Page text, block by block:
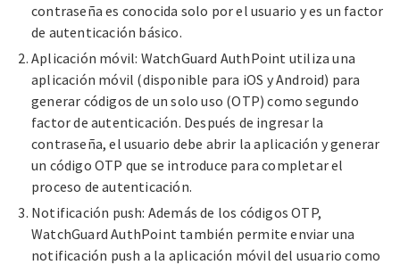
contraseña es conocida solo por el usuario y es un factor
de autenticación básico.
Aplicación móvil: WatchGuard AuthPoint utiliza una
aplicación móvil (disponible para iOS y Android) para
generar códigos de un solo uso (OTP) como segundo
factor de autenticación. Después de ingresar la
contraseña, el usuario debe abrir la aplicación y generar
un código OTP que se introduce para completar el
proceso de autenticación.
Notificación push: Además de los códigos OTP,
WatchGuard AuthPoint también permite enviar una
notificación push a la aplicación móvil del usuario como